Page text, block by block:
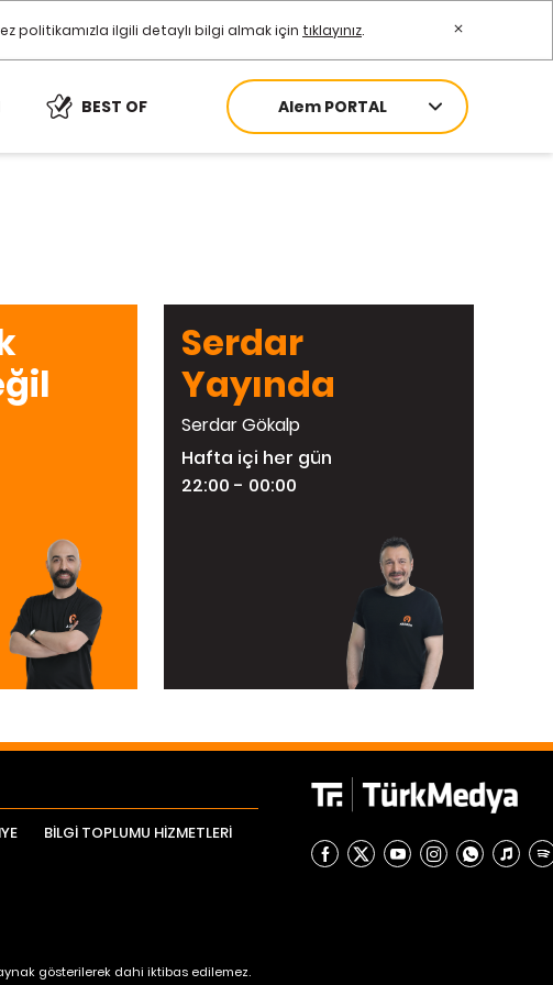
politikamızla ilgili detaylı bilgi almak için tıklayınız.
BEST OF Alem PORTAL
Serdar
Yayında
Serdar Gökalp
Hafta içi her gün
22:00 - 00:00
BİLGİ TOPLUMU HİZMETLERİ
gösterilerek dahi iktibas edilemez.